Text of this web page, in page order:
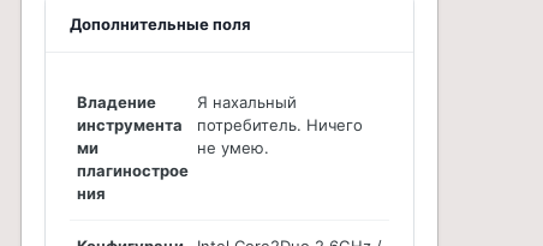
Дополнительные поля
Владение
инструмента
ми
плагинострое
ния
Я нахальный
потребитель. Ничего
не умею.